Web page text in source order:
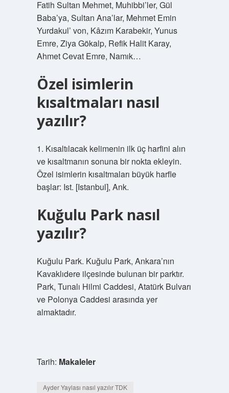
Fatih Sultan Mehmet, Muhibbi’ler, Gül
Baba’ya, Sultan Ana’lar, Mehmet Emin
Yurdakul’ von, Kâzım Karabekir, Yunus
Emre, Ziya Gökalp, Refik Halit Karay,
Ahmet Cevat Emre, Namık…
Özel isimlerin
kısaltmaları nasıl
yazılır?
1. Kısaltılacak kelimenin ilk üç harfini alın
ve kısaltmanın sonuna bir nokta ekleyin.
Özel isimlerin kısaltmaları büyük harfle
başlar: Ist. [Istanbul], Ank.
Kuğulu Park nasıl
yazılır?
Kuğulu Park. Kuğulu Park, Ankara’nın
Kavaklıdere ilçesinde bulunan bir parktır.
Park, Tunalı Hilmi Caddesi, Atatürk Bulvarı
ve Polonya Caddesi arasında yer
almaktadır.
Tarih: Makaleler
Ayder Yaylası nasıl yazılır TDK